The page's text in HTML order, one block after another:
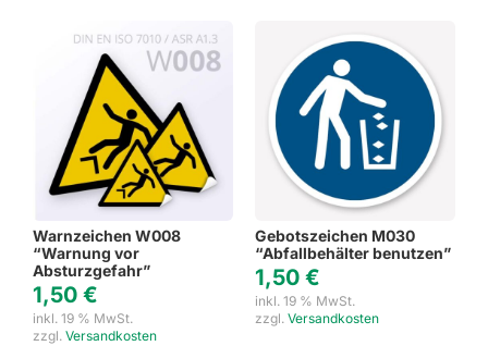
Warnzeichen W008
“Warnung vor
Absturzgefahr”
1,50 €
inkl. 19 % MwSt.
zzgl. Versandkosten
Gebotszeichen M030
“Abfallbehälter benutzen”
1,50 €
inkl. 19 % MwSt.
zzgl. Versandkosten